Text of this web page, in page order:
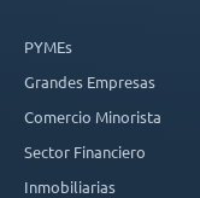
PYMEs
Grandes Empresas
Comercio Minorista
Sector Financiero
Inmobiliarias